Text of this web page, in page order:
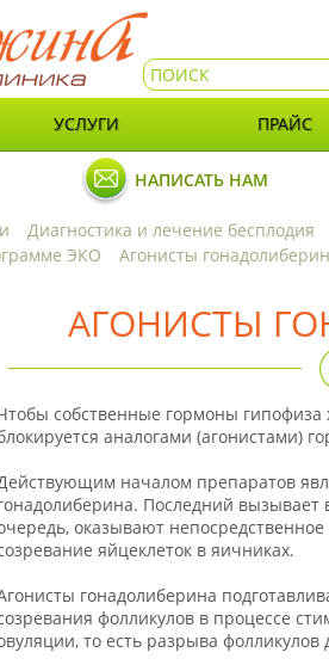
УСЛУГИ ПРАЙС
НАПИСАТЬ НАМ
Диагностика и лечение бесплодия
ЭКО
Агонисты
АГОНИСТЫ
собственные гормоны
аналогами (агонистами)
началом препаратов
Последний
оказывают
яйцеклеток в яичниках.
гонадолиберина
фолликулов в процессе
то есть разрыва фолликулов